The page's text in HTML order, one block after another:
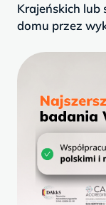
Krajeńskich
domu przez